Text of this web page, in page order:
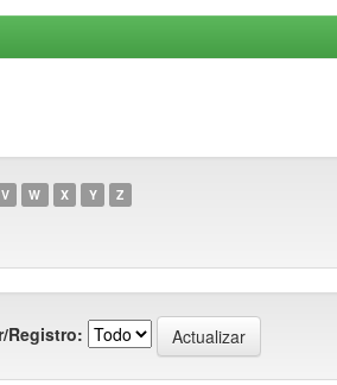
V W X Y Z
Registro: